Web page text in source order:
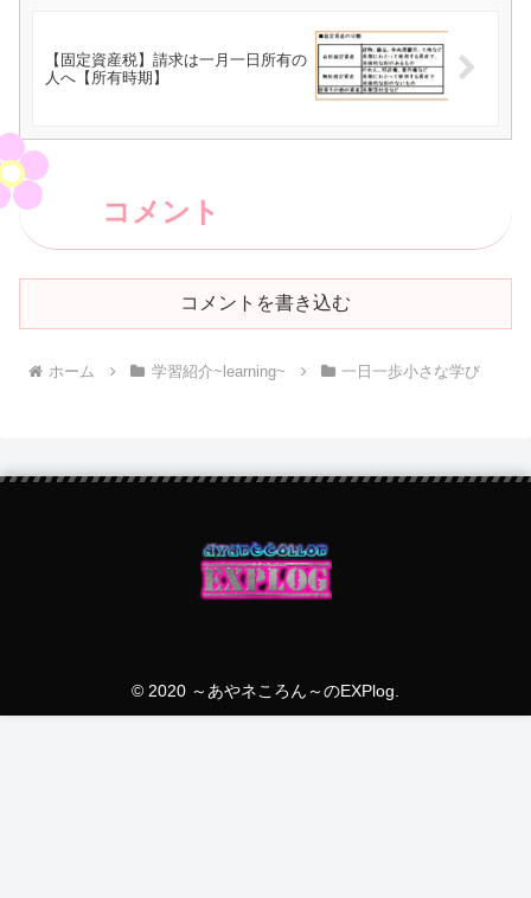
【固定資産税】請求は一月一日所有の
人へ【所有時期】
コメント
コメントを書き込む
ホーム 学習紹介~learning~ 一日一歩小さな学び
© 2020 ～あやネころん～のEXPlog.